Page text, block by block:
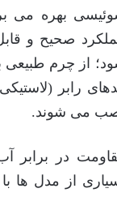
بهره می
صحیح و
از چرم طبیعی
رابر
می شوند.
از مدل ها